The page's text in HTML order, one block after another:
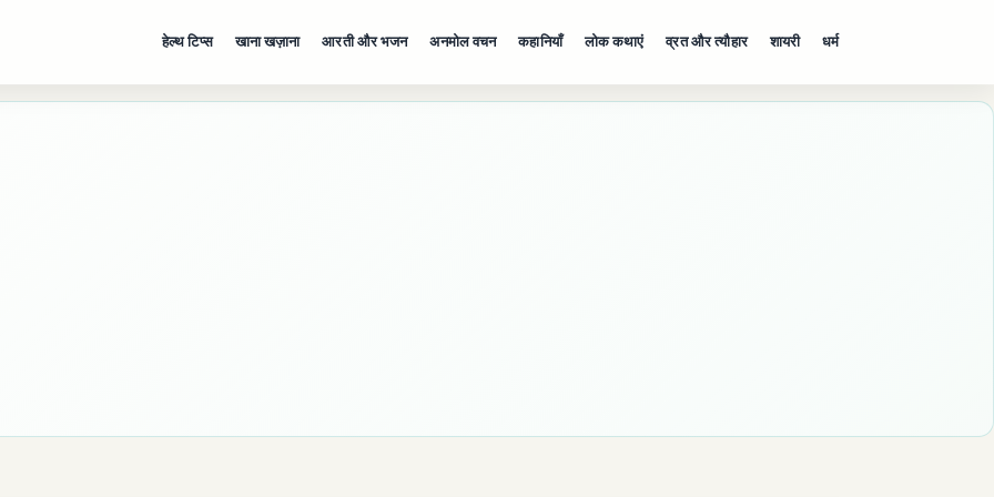
हेल्थ टिप्स खाना खज़ाना आरती और भजन अनमोल वचन कहानियाँ लोक कथाएं व्रत और त्यौहार शायरी धर्म